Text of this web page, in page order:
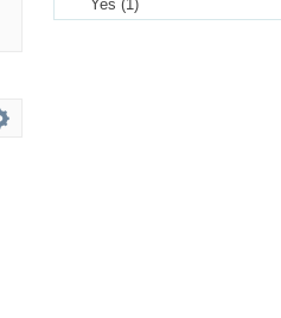
Yes (1)